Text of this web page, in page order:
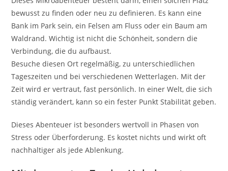
bewusst zu finden oder neu zu definieren. Es kann eine
Bank im Park sein, ein Felsen am Fluss oder ein Baum am
Waldrand. Wichtig ist nicht die Schönheit, sondern die
Verbindung, die du aufbaust.
Besuche diesen Ort regelmäßig, zu unterschiedlichen
Tageszeiten und bei verschiedenen Wetterlagen. Mit der
Zeit wird er vertraut, fast persönlich. In einer Welt, die sich
ständig verändert, kann so ein fester Punkt Stabilität geben.
Dieses Abenteuer ist besonders wertvoll in Phasen von
Stress oder Überforderung. Es kostet nichts und wirkt oft
nachhaltiger als jede Ablenkung.